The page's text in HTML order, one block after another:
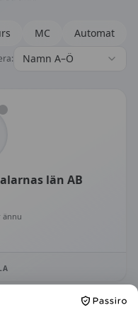
MC Automat
Namn A–Ö
län AB
ännu